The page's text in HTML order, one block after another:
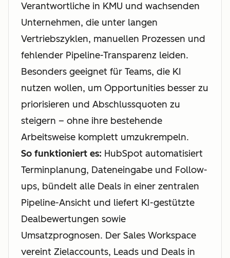
Verantwortliche in KMU und wachsenden
Unternehmen, die unter langen
Vertriebszyklen, manuellen Prozessen und
fehlender Pipeline-Transparenz leiden.
Besonders geeignet für Teams, die KI
nutzen wollen, um Opportunities besser zu
priorisieren und Abschlussquoten zu
steigern – ohne ihre bestehende
Arbeitsweise komplett umzukrempeln.
So funktioniert es: HubSpot automatisiert
Terminplanung, Dateneingabe und Follow-
ups, bündelt alle Deals in einer zentralen
Pipeline-Ansicht und liefert KI-gestützte
Dealbewertungen sowie
Umsatzprognosen. Der Sales Workspace
vereint Zielaccounts, Leads und Deals in